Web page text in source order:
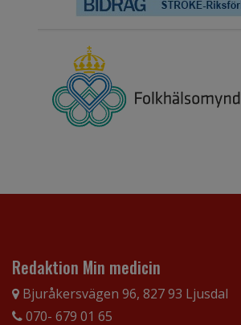
Redaktion Min medicin
Bjuråkersvägen 96, 827 93 Ljusdal
070- 679 01 65